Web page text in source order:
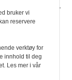
alle offisielle medier,
ha abonnement
bruker vi
reservere
verktøy for
innhold til deg
Les mer i vår